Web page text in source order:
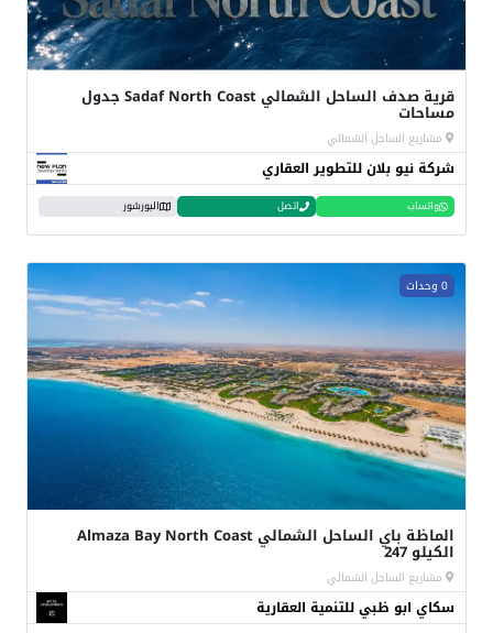
قرية صدف الساحل الشمالي Sadaf North Coast جدول
مساحات
مشاريع الساحل الشمالي
شركة نيو بلان للتطوير العقاري
واتساب اتصل البورشور
0 وحدات
الماظة باي الساحل الشمالي Almaza Bay North Coast
الكيلو 247
مشاريع الساحل الشمالي
سكاي ابو ظبي للتنمية العقارية